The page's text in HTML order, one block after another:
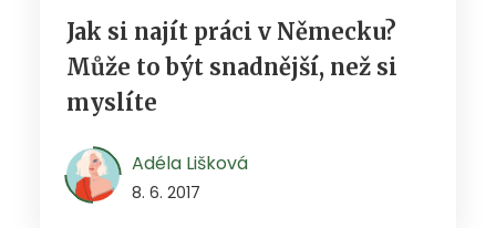
Jak si najít práci v Německu?
Může to být snadnější, než si
myslíte
Adéla Lišková
8. 6. 2017